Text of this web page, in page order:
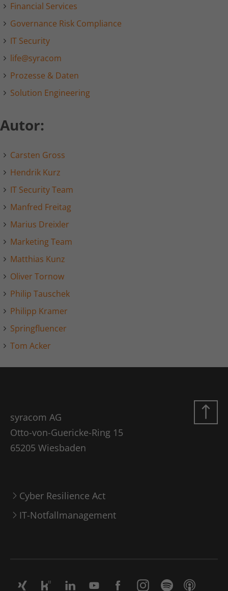
Financial Services
Governance Risk Compliance
IT Security
life@syracom
Prozesse & Daten
Solution Engineering
Autor:
Carsten Gross
Hendrik Kurz
IT Security Team
Manfred Freitag
Marius Dreixler
Marketing Team
Matthias Kunz
Oliver Tornow
Philip Tauschek
Philipp Kramer
Springfluencer
Tom Acker
syracom AG
Otto-von-Guericke-Ring 15
65205 Wiesbaden
Cyber Resilience Act
IT-Notfallmanagement